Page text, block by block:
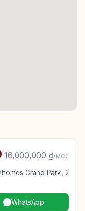
·16,000,000 ₫/мес
Grand Park, 2
WhatsApp